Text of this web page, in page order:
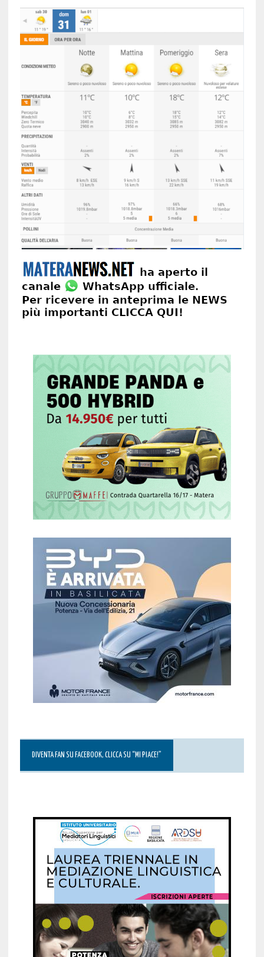
DIVENTA FAN SU FACEBOOK, CLICCA SU “MI PIACE!”